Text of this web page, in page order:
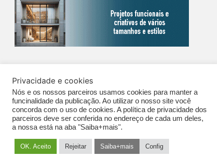
Expediente|Contato|Newsletter
GERAIS DE PUBLICAÇÃO (CGP
Privacidade e cookies
Nós e os nossos parceiros usamos cookies para manter a
funcinalidade da publicação. Ao utilizar o nosso site você
concorda com o uso de cookies. A política de privacidade dos
parceiros deve ser conferida no endereço de cada um deles,
a nossa está na aba "Saiba+mais".
OK. Aceito Rejeitar Saiba+mais Config